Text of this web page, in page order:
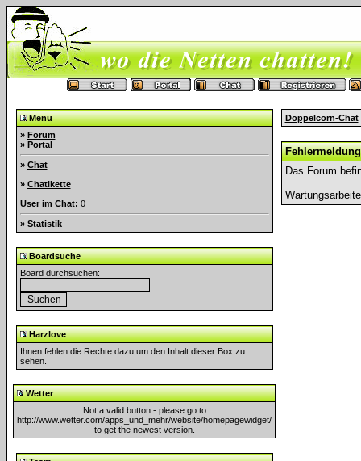
Menü
» Forum
» Portal
» Chat
» Chatikette
User im Chat: 0
» Statistik
Boardsuche
Board durchsuchen:
Harzlove
Ihnen fehlen die Rechte dazu um den Inhalt dieser Box zu
sehen.
Wetter
Not a valid button - please go to
http://www.wetter.com/apps_und_mehr/website/homepagewidget/
to get the newest version.
Doppelcorn-Chat
Fehlermeldung
Das Forum